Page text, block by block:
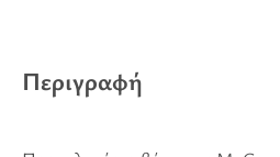
Περιγραφή